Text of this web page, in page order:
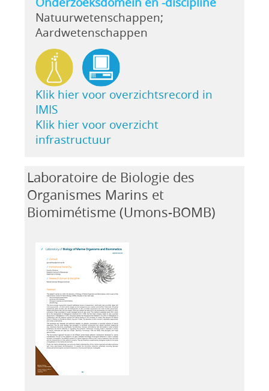
Natuurwetenschappen;
Aardwetenschappen
Klik hier voor overzichtsrecord in
IMIS
Klik hier voor overzicht
infrastructuur
Laboratoire de Biologie des
Organismes Marins et
Biomimétisme (Umons-BOMB)